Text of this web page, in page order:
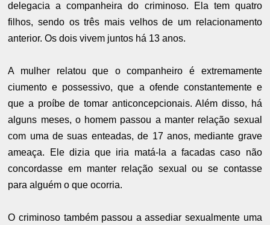
delegacia a companheira do criminoso. Ela tem quatro
filhos, sendo os três mais velhos de um relacionamento
anterior. Os dois vivem juntos há 13 anos.
A mulher relatou que o companheiro é extremamente
ciumento e possessivo, que a ofende constantemente e
que a proíbe de tomar anticoncepcionais. Além disso, há
alguns meses, o homem passou a manter relação sexual
com uma de suas enteadas, de 17 anos, mediante grave
ameaça. Ele dizia que iria matá-la a facadas caso não
concordasse em manter relação sexual ou se contasse
para alguém o que ocorria.
O criminoso também passou a assediar sexualmente uma